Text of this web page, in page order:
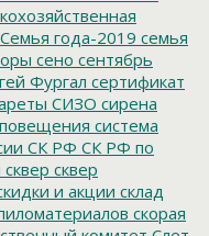
Семья года-2019 семья
сено сентябрь
Фургал сертификат
СИЗО сирена
система
СК РФ СК РФ по
сквер сквер
и акции склад
скорая